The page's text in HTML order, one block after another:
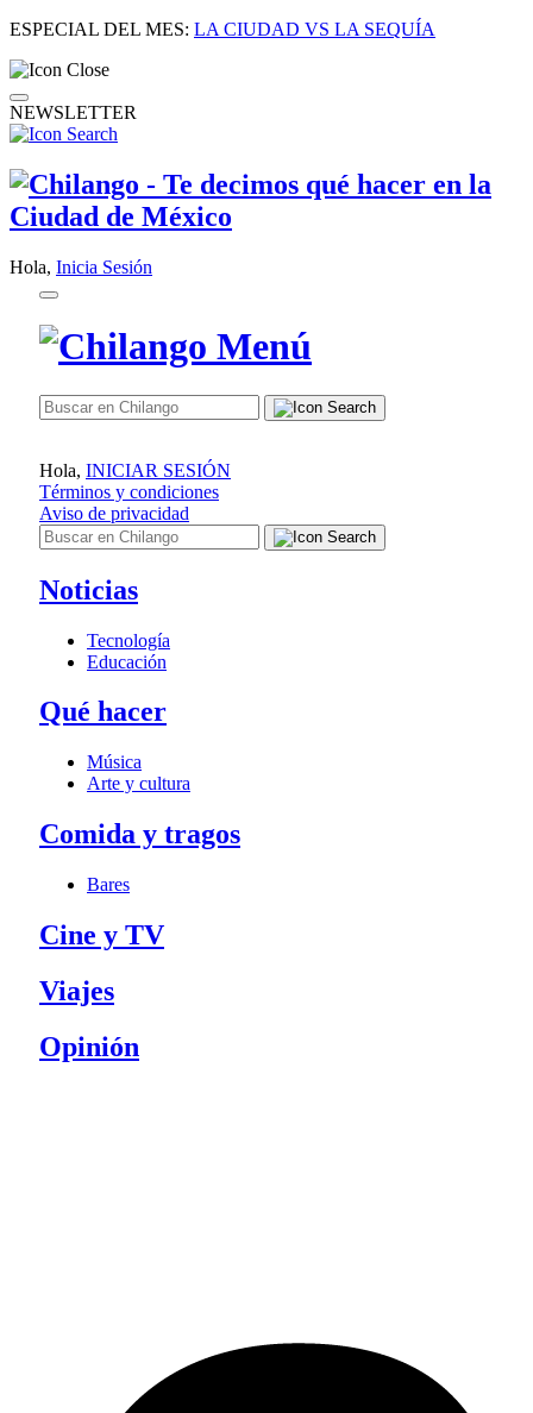
ESPECIAL DEL MES: LA CIUDAD VS LA SEQUÍA
NEWSLETTER
Hola, Inicia Sesión
Hola, INICIAR SESIÓN
Términos y condiciones
Aviso de privacidad
Noticias
Tecnología
Educación
Qué hacer
Música
Arte y cultura
Comida y tragos
Bares
Cine y TV
Viajes
Opinión